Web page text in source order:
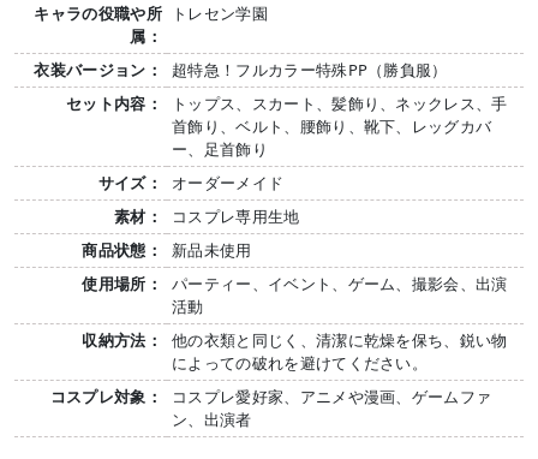
キャラの役職や所
属：
トレセン学園
衣装バージョン：
超特急！フルカラー特殊PP（勝負服）
セット内容：
トップス、スカート、髪飾り、ネックレス、手
首飾り、ベルト、腰飾り、靴下、レッグカバ
ー、足首飾り
サイズ：
オーダーメイド
素材：
コスプレ専用生地
商品状態：
新品未使用
使用場所：
パーティー、イベント、ゲーム、撮影会、出演
活動
収納方法：
他の衣類と同じく、清潔に乾燥を保ち、鋭い物
によっての破れを避けてください。
コスプレ対象：
コスプレ愛好家、アニメや漫画、ゲームファ
ン、出演者